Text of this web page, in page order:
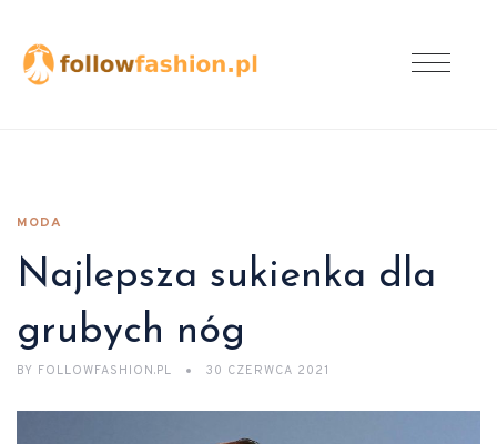
MODA
Najlepsza sukienka dla
grubych nóg
BY FOLLOWFASHION.PL 30 CZERWCA 2021